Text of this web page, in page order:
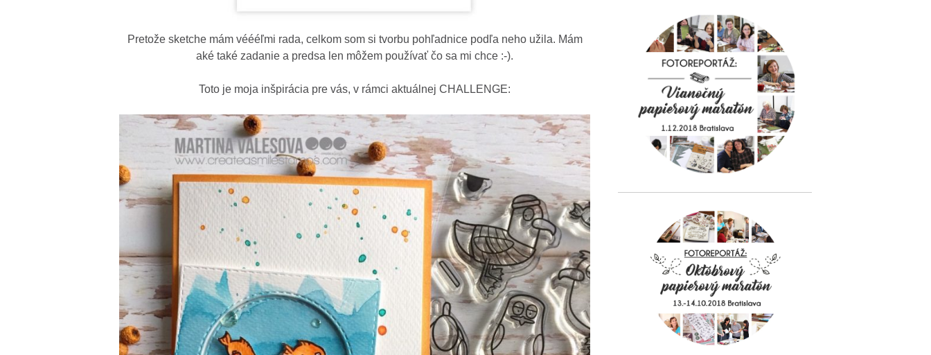
Pretože sketche mám véééľmi rada, celkom som si tvorbu pohľadnice podľa neho užila. Mám
aké také zadanie a predsa len môžem používať čo sa mi chce :-).
Toto je moja inšpirácia pre vás, v rámci aktuálnej CHALLENGE: